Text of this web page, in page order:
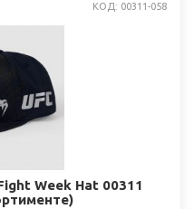
КОД: 00311-058
Week Hat 00311